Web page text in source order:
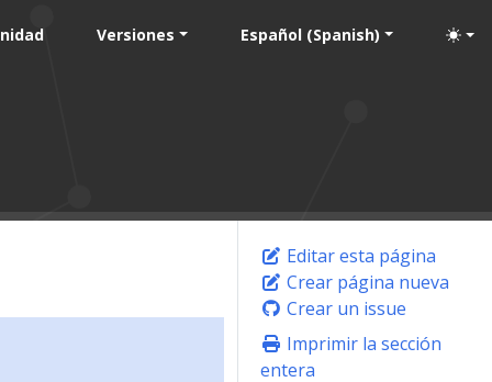
Versiones Español (Spanish)
Editar esta página
Crear página nueva
Crear un issue
Imprimir la sección
entera